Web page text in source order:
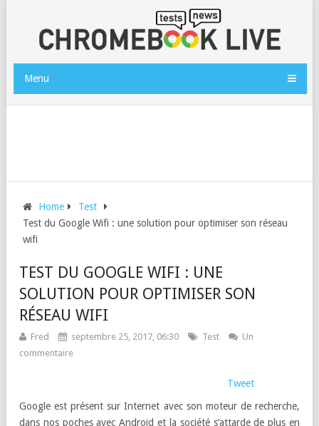
Menu
Home
Test
Test du Google Wifi : une solution pour optimiser son réseau
wifi
TEST DU GOOGLE WIFI : UNE
SOLUTION POUR OPTIMISER SON
RÉSEAU WIFI
Fred septembre 25, 2017, 06:30 Test
Un
commentaire
Tweet
Google est présent sur Internet avec son moteur de recherche,
dans nos poches avec Android et la société s’attarde de plus en